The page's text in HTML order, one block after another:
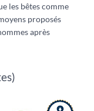
les bêtes comme
proposés
après